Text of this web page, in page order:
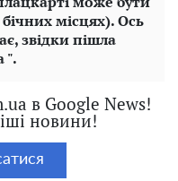
місцях). Ось
звідки пішла
".
в Google News!
новини!